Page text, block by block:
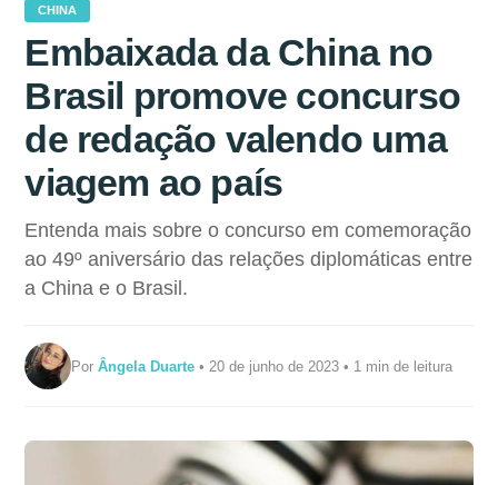
CHINA
Embaixada da China no
Brasil promove concurso
de redação valendo uma
viagem ao país
Entenda mais sobre o concurso em comemoração
ao 49º aniversário das relações diplomáticas entre
a China e o Brasil.
PorÂngela Duarte • 20 de junho de 2023 • 1 min de leitura